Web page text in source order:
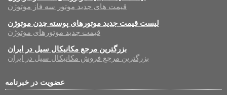
قیمت های جدید موتور سه فاز موتوژن
لیست قیمت جدید موتورهای پوسته چدن موتوژن
قیمت جدید موتورهای موتوژن
بزرگترین مرجع مکانیکال سیل در ایران
بزرگترین مرجع فروش مکانیکال سیل در ایران
عضویت در خبرنامه